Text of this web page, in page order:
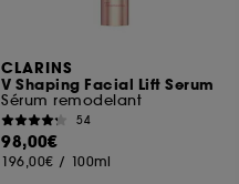
CLARINS
V Shaping Facial Lift Serum
Sérum remodelant
54
98,00€
196,00€ / 100ml